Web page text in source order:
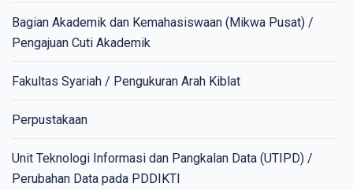
Bagian Akademik dan Kemahasiswaan (Mikwa Pusat) /
Pengajuan Cuti Akademik
Fakultas Syariah / Pengukuran Arah Kiblat
Perpustakaan
Unit Teknologi Informasi dan Pangkalan Data (UTIPD) /
Perubahan Data pada PDDIKTI